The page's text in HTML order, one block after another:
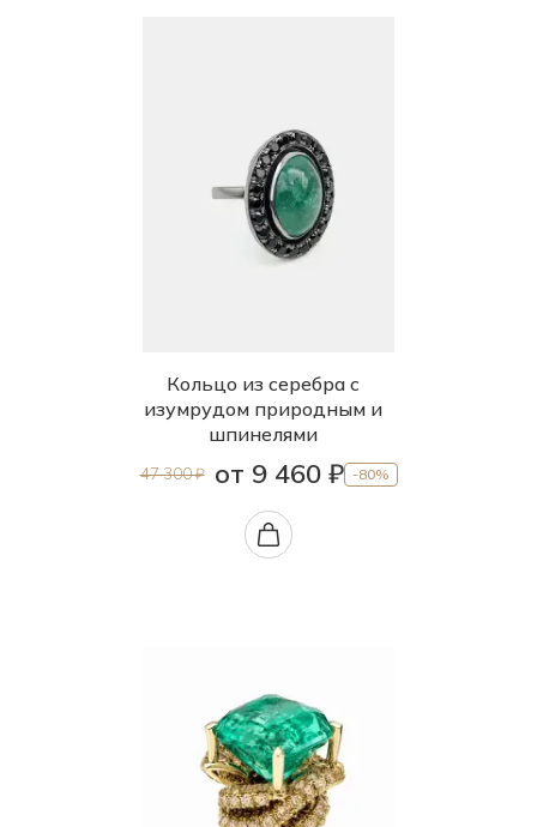
Кольцо из серебра с
изумрудом природным и
шпинелями
47 300 ₽ от 9 460 ₽ -80%